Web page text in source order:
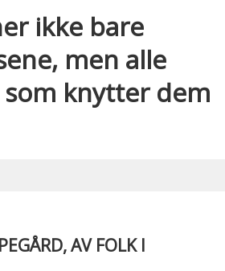
ikke bare
men alle
knytter dem
AV FOLK I